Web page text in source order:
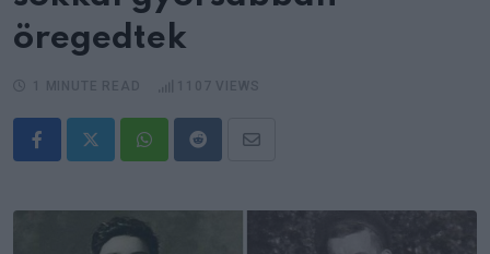
öregedtek
WhatsappRedditShare
Email